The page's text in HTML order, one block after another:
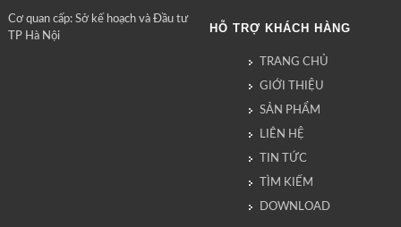
Cơ quan cấp: Sở kế hoạch và Đầu tư
TP Hà Nội
HỖ TRỢ KHÁCH HÀNG
TRANG CHỦ
GIỚI THIỆU
SẢN PHẨM
LIÊN HỆ
TIN TỨC
TÌM KIẾM
DOWNLOAD